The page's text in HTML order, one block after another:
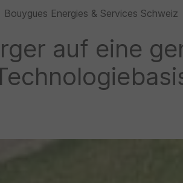
Bouygues Energies & Services Schweiz
auf eine